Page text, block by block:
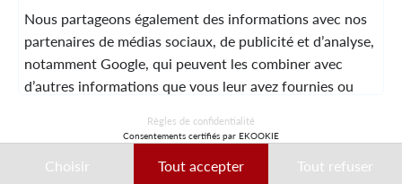
© 2026 Laura Vita
DESIGNED BY LOBSTTER
MENTIONS LÉGALESCGVCONTACT
Nous partageons également des informations avec nos
partenaires de médias sociaux, de publicité et d’analyse,
notamment Google, qui peuvent les combiner avec
d’autres informations que vous leur avez fournies ou
Ces données peuvent notamment être utilisées à des
Règles de confidentialité
Consentements certifiés par EKOOKIE
Choisir Tout accepter Tout refuser